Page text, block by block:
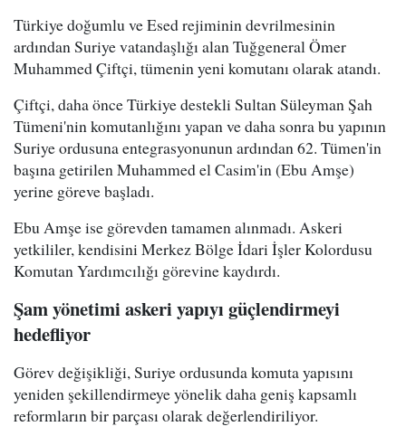
Türkiye doğumlu ve Esed rejiminin devrilmesinin
ardından Suriye vatandaşlığı alan Tuğgeneral Ömer
Muhammed Çiftçi, tümenin yeni komutanı olarak atandı.
Çiftçi, daha önce Türkiye destekli Sultan Süleyman Şah
Tümeni'nin komutanlığını yapan ve daha sonra bu yapının
Suriye ordusuna entegrasyonunun ardından 62. Tümen'in
başına getirilen Muhammed el Casim'in (Ebu Amşe)
yerine göreve başladı.
Ebu Amşe ise görevden tamamen alınmadı. Askeri
yetkililer, kendisini Merkez Bölge İdari İşler Kolordusu
Komutan Yardımcılığı görevine kaydırdı.
Şam yönetimi askeri yapıyı güçlendirmeyi
hedefliyor
Görev değişikliği, Suriye ordusunda komuta yapısını
yeniden şekillendirmeye yönelik daha geniş kapsamlı
reformların bir parçası olarak değerlendiriliyor.